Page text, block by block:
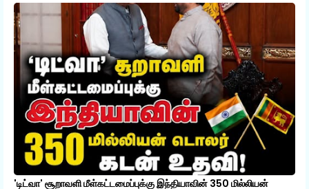
'டிட்வா' சூறாவளி மீள்கட்டமைப்புக்கு இந்தியாவின் 350 மில்லியன்